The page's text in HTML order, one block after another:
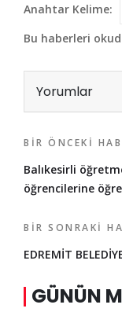
Anahtar Kelime:
Bu haberleri
Yorumlar
BIR ÖNCEKI
Balıkesirli
öğrencilerine
BIR SONRAKI
EDREMİT
GÜNÜN